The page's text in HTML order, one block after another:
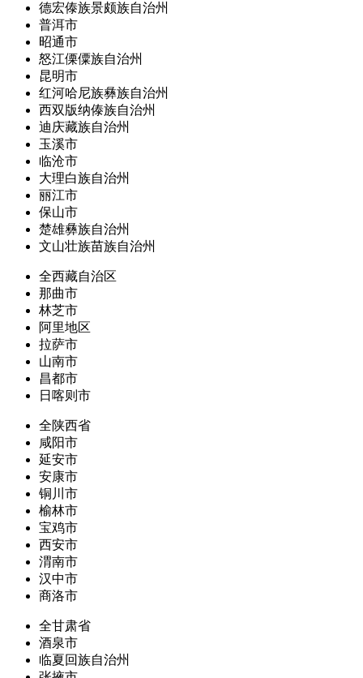
德宏傣族景颇族自治州
普洱市
昭通市
怒江傈僳族自治州
昆明市
红河哈尼族彝族自治州
西双版纳傣族自治州
迪庆藏族自治州
玉溪市
临沧市
大理白族自治州
丽江市
保山市
楚雄彝族自治州
文山壮族苗族自治州
全西藏自治区
那曲市
林芝市
阿里地区
拉萨市
山南市
昌都市
日喀则市
全陕西省
咸阳市
延安市
安康市
铜川市
榆林市
宝鸡市
西安市
渭南市
汉中市
商洛市
全甘肃省
酒泉市
临夏回族自治州